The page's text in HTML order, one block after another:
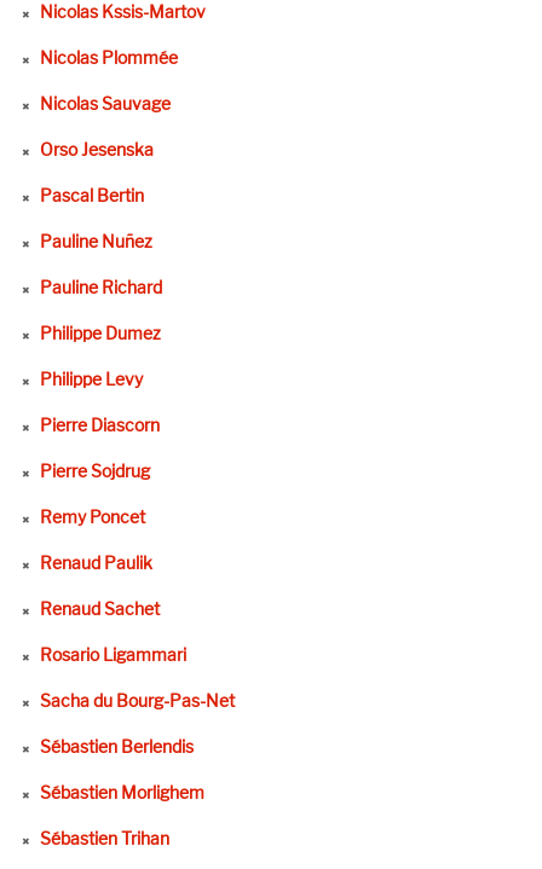
Nicolas Kssis-Martov
Nicolas Plommée
Nicolas Sauvage
Orso Jesenska
Pascal Bertin
Pauline Nuñez
Pauline Richard
Philippe Dumez
Philippe Levy
Pierre Diascorn
Pierre Sojdrug
Remy Poncet
Renaud Paulik
Renaud Sachet
Rosario Ligammari
Sacha du Bourg-Pas-Net
Sébastien Berlendis
Sébastien Morlighem
Sébastien Trihan